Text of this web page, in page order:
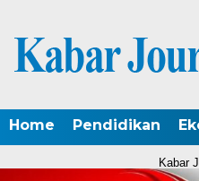
Home Pendidikan
Kabar